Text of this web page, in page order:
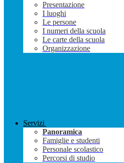
Presentazione
I luoghi
Le persone
I numeri della scuola
Le carte della scuola
Organizzazione
Servizi
Panoramica
Famiglie e studenti
Personale scolastico
Percorsi di studio